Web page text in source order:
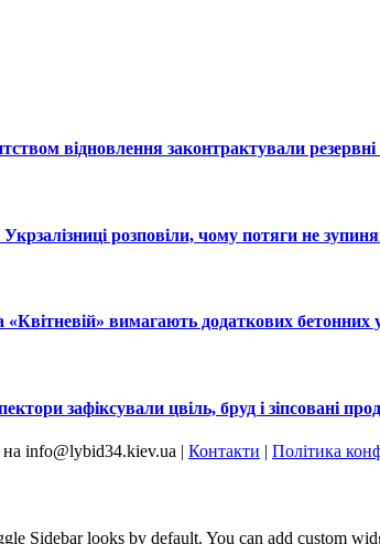
відновлення законтрактували
розповіли, чому потяги не
«Квітневій» вимагають додаткових бетонних
зафіксували цвіль, бруд і зіпсовані
на info@lybid34.kiev.ua | Контакти | Політика
Sidebar looks by default. You can add custom